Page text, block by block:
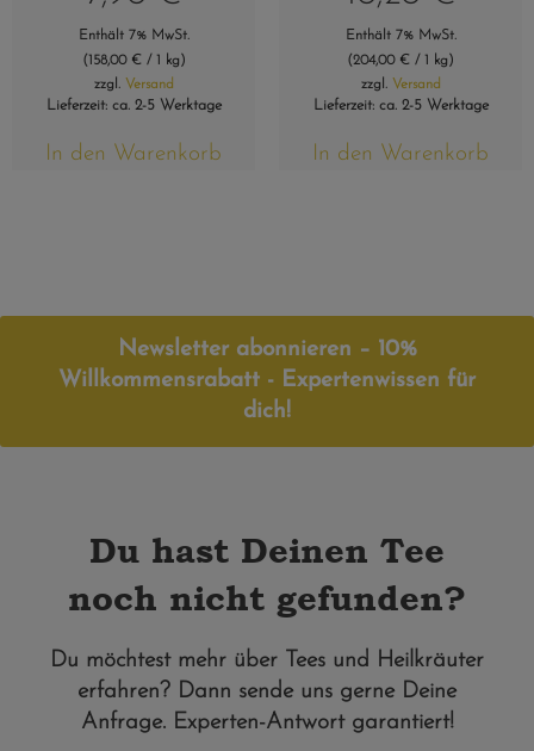
Enthält 7% MwSt.
(158,00 € / 1 kg)
zzgl. Versand
Lieferzeit: ca. 2-5 Werktage
In den Warenkorb
Enthält 7% MwSt.
(204,00 € / 1 kg)
zzgl. Versand
Lieferzeit: ca. 2-5 Werktage
In den Warenkorb
Newsletter abonnieren – 10%
Willkommensrabatt - Expertenwissen für
dich!
Du hast Deinen Tee
noch nicht gefunden?
Du möchtest mehr über Tees und Heilkräuter
erfahren? Dann sende uns gerne Deine
Anfrage. Experten-Antwort garantiert!